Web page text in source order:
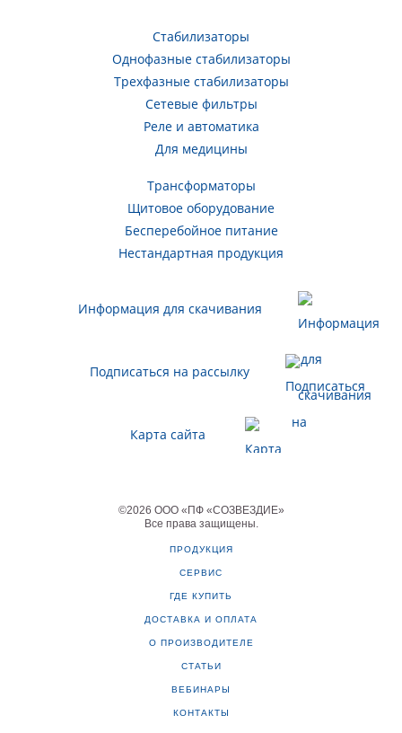
Стабилизаторы
Однофазные стабилизаторы
Трехфазные стабилизаторы
Сетевые фильтры
Реле и автоматика
Для медицины
Трансформаторы
Щитовое оборудование
Бесперебойное питание
Нестандартная продукция
Информация для скачивания
Подписаться на рассылку
Карта сайта
©2026 ООО «ПФ «СОЗВЕЗДИЕ»
Все права защищены.
ПРОДУКЦИЯ
СЕРВИС
ГДЕ КУПИТЬ
ДОСТАВКА И ОПЛАТА
О ПРОИЗВОДИТЕЛЕ
СТАТЬИ
ВЕБИНАРЫ
КОНТАКТЫ